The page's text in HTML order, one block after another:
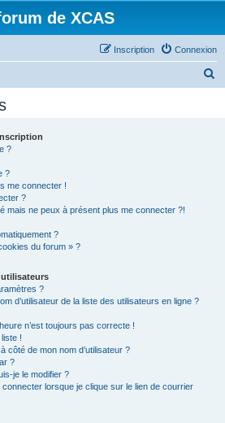
de XCAS
Connexion
Inscription
?
?
me connecter !
?
mais ne peux à présent plus me connecter ?!
?
du forum » ?
utilisateurs
?
d’utilisateur de la liste des utilisateurs en ligne ?
n’est toujours pas correcte !
!
côté de mon nom d’utilisateur ?
?
je le modifier ?
connecter lorsque je clique sur le lien de courrier